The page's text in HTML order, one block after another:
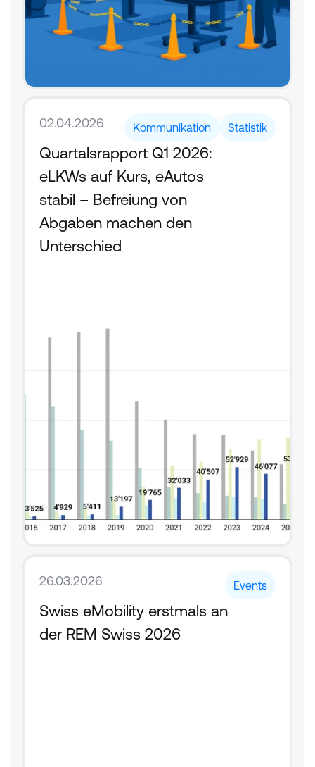
02.04.2026 Kommunikation Statistik
Quartalsrapport Q1 2026:
eLKWs auf Kurs, eAutos
stabil – Befreiung von
Abgaben machen den
Unterschied
26.03.2026 Events
Swiss eMobility erstmals an
der REM Swiss 2026